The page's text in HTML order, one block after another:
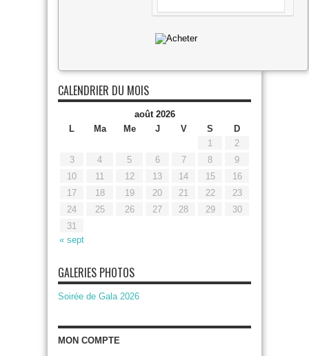
CALENDRIER DU MOIS
août 2026
L
Ma Me J V S D
« sept
1
2
3
4 5 6 7 8
9
10
11 12 13 14 15
16
17
18 19 20 21 22
23
24
25 26 27 28 29
30
31
GALERIES PHOTOS
Soirée de Gala 2026
MON COMPTE